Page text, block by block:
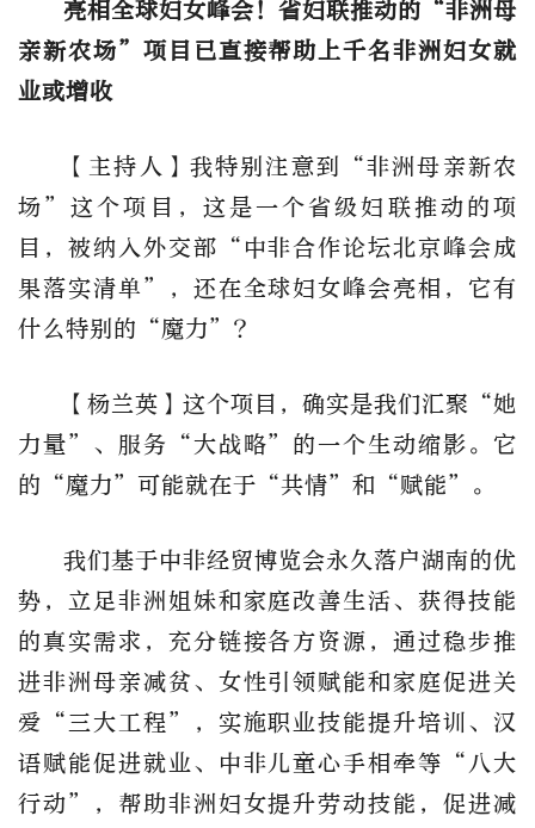
亮相全球妇女峰会！省妇联推动的“非洲母
亲新农场”项目已直接帮助上千名非洲妇女就
业或增收
【主持人】我特别注意到“非洲母亲新农
场”这个项目，这是一个省级妇联推动的项
目，被纳入外交部“中非合作论坛北京峰会成
果落实清单”，还在全球妇女峰会亮相，它有
什么特别的“魔力”?
【杨兰英】这个项目，确实是我们汇聚“她
力量”、服务“大战略”的一个生动缩影。它
的“魔力”可能就在于“共情”和“赋能”。
我们基于中非经贸博览会永久落户湖南的优
势，立足非洲姐妹和家庭改善生活、获得技能
的真实需求，充分链接各方资源，通过稳步推
进非洲母亲减贫、女性引领赋能和家庭促进关
爱“三大工程”，实施职业技能提升培训、汉
语赋能促进就业、中非儿童心手相牵等“八大
行动”，帮助非洲妇女提升劳动技能，促进减